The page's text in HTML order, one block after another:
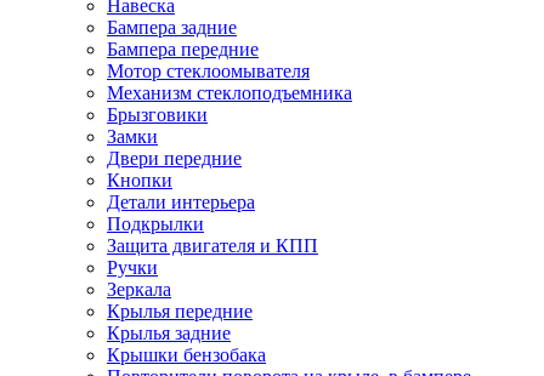
Навеска
Бампера задние
Бампера передние
Мотор стеклоомывателя
Механизм стеклоподъемника
Брызговики
Замки
Двери передние
Кнопки
Детали интерьера
Подкрылки
Защита двигателя и КПП
Ручки
Зеркала
Крылья передние
Крылья задние
Крышки бензобака